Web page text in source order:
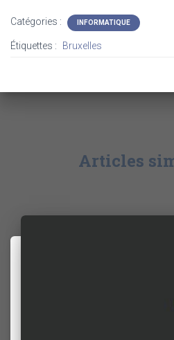
Catégories : INFORMATIQUE
Étiquettes : Bruxelles
Articles